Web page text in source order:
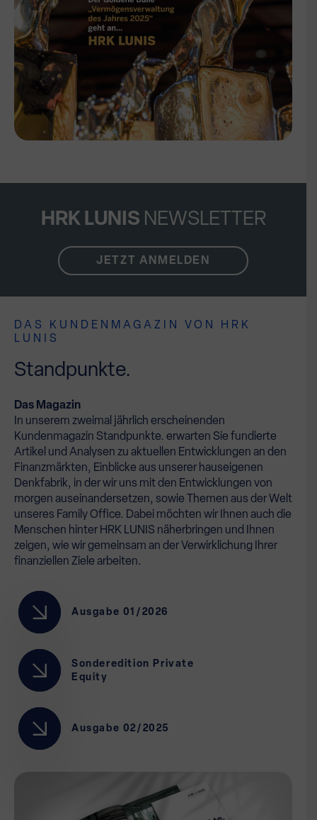
HRK LUNIS NEWSLETTER
JETZT ANMELDEN
DAS KUNDENMAGAZIN VON HRK
LUNIS
Standpunkte.
Das Magazin
In unserem zweimal jährlich erscheinenden
Kundenmagazin Standpunkte. erwarten Sie fundierte
Artikel und Analysen zu aktuellen Entwicklungen an den
Finanzmärkten, Einblicke aus unserer hauseigenen
Denkfabrik, in der wir uns mit den Entwicklungen von
morgen auseinandersetzen, sowie Themen aus der Welt
unseres Family Office. Dabei möchten wir Ihnen auch die
Menschen hinter HRK LUNIS näherbringen und Ihnen
zeigen, wie wir gemeinsam an der Verwirklichung Ihrer
finanziellen Ziele arbeiten.
Ausgabe 01/2026
Sonderedition Private
Equity
Ausgabe 02/2025